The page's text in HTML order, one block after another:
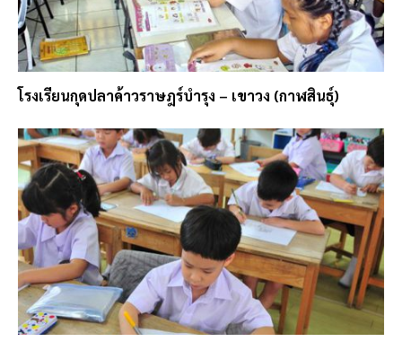
โรงเรียนกุดปลาค้าวราษฎร์บำรุง – เขาวง (กาฬสินธุ์)